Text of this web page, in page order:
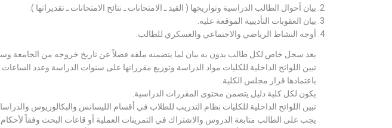
بيان أحوال الطالب الدراسية وتواريخها ( القيد ـ الامتحانات ـ نتائح الامتحانات ـ تقديراتها ).
بيان العقوبات التأديبية الموقعة عليه.
أوجه النشاط الرياضي والاجتماعي والعسكري للطالب.
يعد سجل خاص لكل طالب يدون به بيان لما يتضمنه ملفه فضلاً عن تاريخ خروجه من الجامعة
تبين اللوائح الداخلية للكليات مواد الدراسة وتوزيع مقرراتها على سنوات الدراسة وعدد
باعتمادها قرار مجلس الكلية.
يكون لكل كلية دليل يتضمن محتوى المقررات الدراسية.
تبين اللوائح الداخلية للكليات نظام التدريب للطلاب في أقسام الليسانس والبكالوريوس
يجب على الطالب متابعة الدروس والاشتراك في التمرينات العملية أو قاعات البحث وفقاً لأحكام